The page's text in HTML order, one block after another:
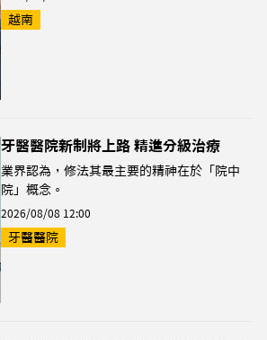
越南
牙醫醫院新制將上路 精進分級治療
業界認為，修法其最主要的精神在於「院中
院」概念。
2026/08/08 12:00
牙醫醫院